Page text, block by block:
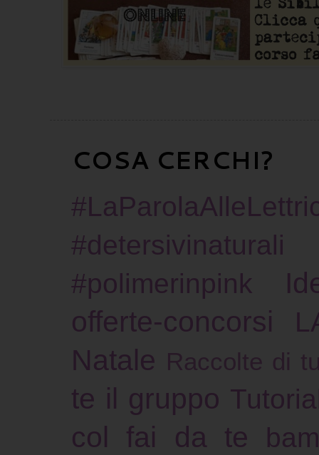
COSA CERCHI?
#detersivinaturali
#polimerinpink
offerte-concorsi
Natale Raccolte di
te il gruppo
col fai da te